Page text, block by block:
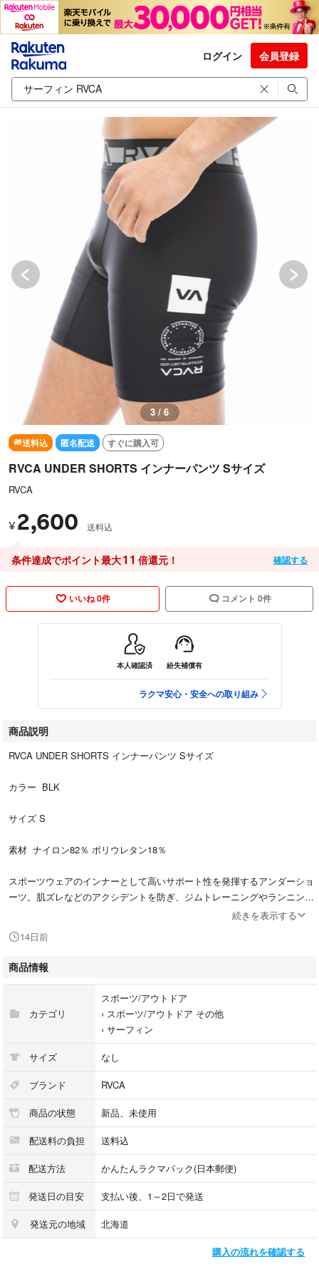
ログイン 会員登録
3 / 6
送料込 匿名配送 すぐに購入可
RVCA UNDER SHORTS インナーパンツ Sサイズ
RVCA
¥ 2,600 送料込
条件達成でポイント最大11 倍還元！ 確認する
いいね 0件 コメント 0件
本人確認済 紛失補償有
ラクマ安心・安全への取り組み
商品説明
RVCA UNDER SHORTS インナーパンツ Sサイズ
カラー BLK
サイズ S
素材 ナイロン82％ ポリウレタン18％
スポーツウェアのインナーとして高いサポート性を発揮するアンダーショ
ーツ。肌ズレなどのアクシデントを防ぎ、ジムトレーニングやランニング
時におすすめのアイテムです。ウエストバンドや側面には、RVCAロゴや
す。
カラー···ブラック系
続きを表示する
14日前
商品情報
カテゴリ
スポーツ/アウトドア
› スポーツ/アウトドア その他
› サーフィン
サイズ なし
ブランド RVCA
商品の状態 新品、未使用
配送料の負担 送料込
配送方法 かんたんラクマパック(日本郵便)
発送日の目安 支払い後、1～2日で発送
発送元の地域 北海道
購入の流れを確認する